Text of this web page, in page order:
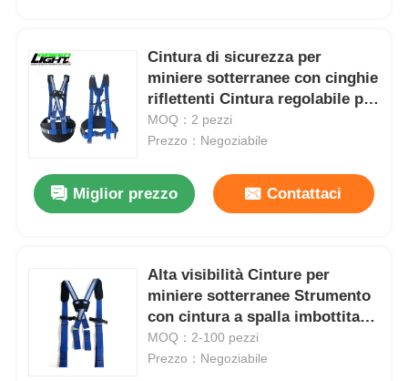
Cintura di sicurezza per
miniere sotterranee con cinghie
riflettenti Cintura regolabile per
attrezzi da minatore
Imbracatura di supporto ad alta
MOQ：2 pezzi
Prezzo：Negoziabile
Miglior prezzo Contattaci
Alta visibilità Cinture per
miniere sotterranee Strumento
con cintura a spalla imbottita
regolabile
MOQ：2-100 pezzi
Prezzo：Negoziabile